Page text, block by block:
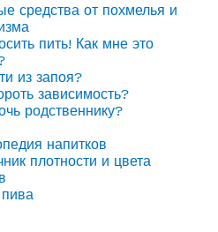
средства от похмелья и
пить! Как мне это
из запоя?
зависимость?
родственнику?
напитков
плотности и цвета